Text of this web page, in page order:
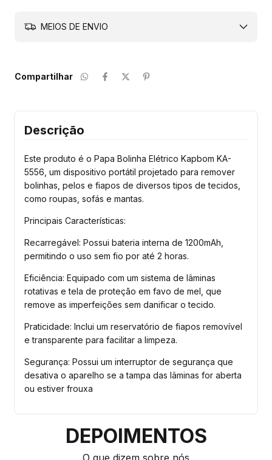
MEIOS DE ENVIO
Compartilhar
Descrição
Este produto é o Papa Bolinha Elétrico Kapbom KA-
5556, um dispositivo portátil projetado para remover
bolinhas, pelos e fiapos de diversos tipos de tecidos,
como roupas, sofás e mantas.
Principais Características:
Recarregável: Possui bateria interna de 1200mAh,
permitindo o uso sem fio por até 2 horas.
Eficiência: Equipado com um sistema de lâminas
rotativas e tela de proteção em favo de mel, que
remove as imperfeições sem danificar o tecido.
Praticidade: Inclui um reservatório de fiapos removível
e transparente para facilitar a limpeza.
Segurança: Possui um interruptor de segurança que
desativa o aparelho se a tampa das lâminas for aberta
ou estiver frouxa
DEPOIMENTOS